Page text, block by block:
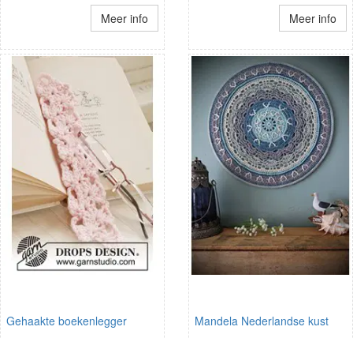
Meer info Meer info
Gehaakte boekenlegger Mandela Nederlandse kust